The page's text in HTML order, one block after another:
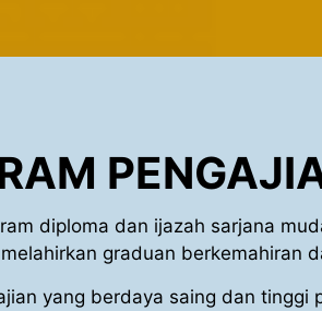
diploma dan ijazah sarjana
graduan berkemahiran
yang berdaya saing dan tinggi